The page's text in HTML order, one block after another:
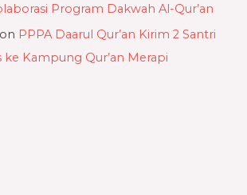
Program Dakwah Al-Qur’an
on PPPA Daarul Qur’an Kirim 2 Santri
ke Kampung Qur’an Merapi